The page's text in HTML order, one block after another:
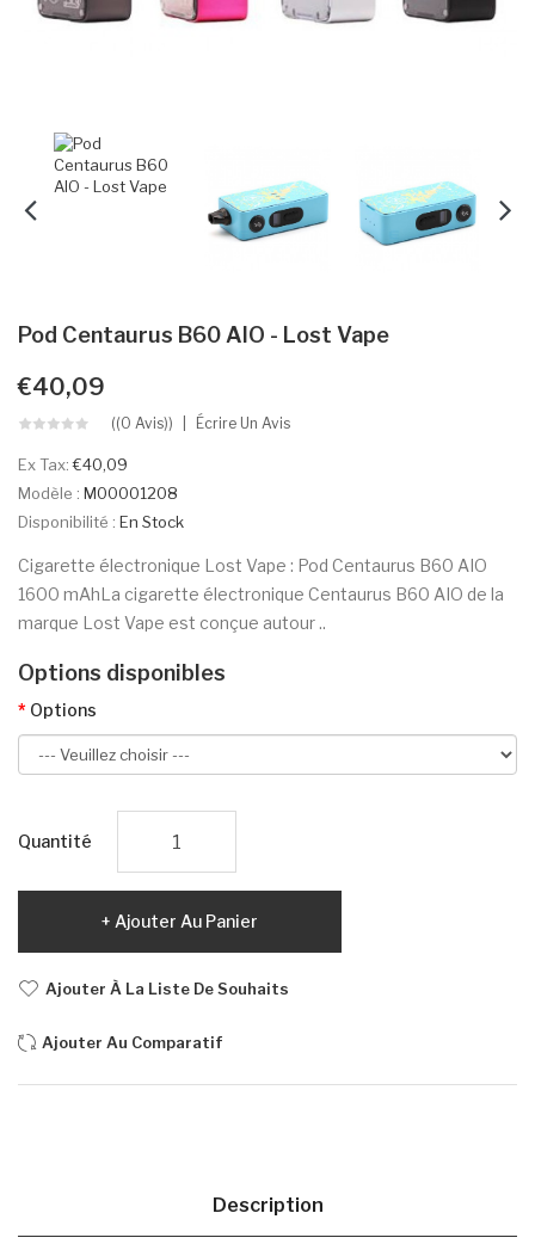
Pod Centaurus B60 AIO - Lost Vape
€40,09
((0 Avis)) Écrire Un Avis
Ex Tax:€40,09
Modèle : M00001208
Disponibilité : En Stock
Cigarette électronique Lost Vape : Pod Centaurus B60 AIO
1600 mAhLa cigarette électronique Centaurus B60 AIO de la
marque Lost Vape est conçue autour ..
Options disponibles
Options
Quantité
Ajouter Au Panier
Ajouter À La Liste De Souhaits
Ajouter Au Comparatif
Description